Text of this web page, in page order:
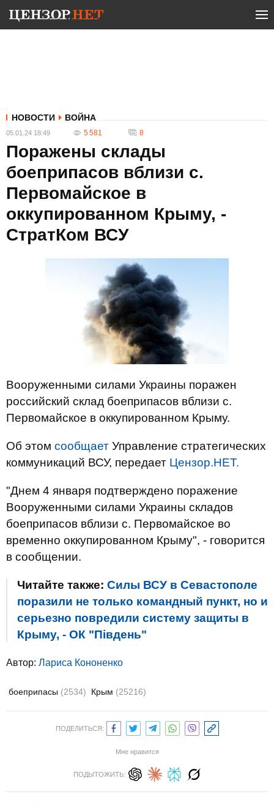
НОВОСТИ ВОЙНА
05.01.24 18:49 5 581 8
Поражены склады
боеприпасов вблизи с.
Первомайское в
оккупированном Крыму, -
СтратКом ВСУ
Вооруженными силами Украины поражен
российский склад боеприпасов вблизи с.
Первомайское в оккупированном Крыму.
Об этом сообщает Управление стратегических
коммуникаций ВСУ, передает Цензор.НЕТ.
"Днем 4 января подтверждено поражение
Вооруженными силами Украины складов
боеприпасов вблизи с. Первомайское во
временно оккупированном Крыму", - говорится
в сообщении.
Читайте также: Силы ВСУ в Севастополе
поразили не только командный пункт, но и
серьезно повредили систему защиты в
Крыму, - ОК "Південь"
Автор: Лариса Кононенко
боеприпасы (2534) Крым (25216)
ПОДЕЛИТЬСЯ:
Мне нравится
ПОДЫТОЖИТЬ: